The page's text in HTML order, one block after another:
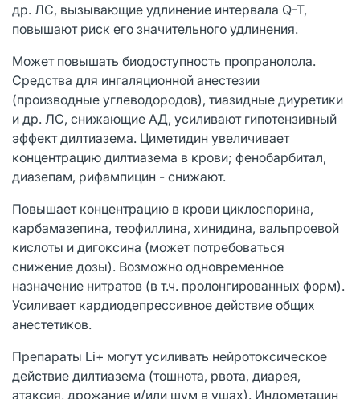
др. ЛС, вызывающие удлинение интервала Q-T,
повышают риск его значительного удлинения.
Может повышать биодоступность пропранолола.
Средства для ингаляционной анестезии
(производные углеводородов), тиазидные диуретики
и др. ЛС, снижающие АД, усиливают гипотензивный
эффект дилтиазема. Циметидин увеличивает
концентрацию дилтиазема в крови; фенобарбитал,
диазепам, рифампицин - снижают.
Повышает концентрацию в крови циклоспорина,
карбамазепина, теофиллина, хинидина, вальпроевой
кислоты и дигоксина (может потребоваться
снижение дозы). Возможно одновременное
назначение нитратов (в т.ч. пролонгированных форм).
Усиливает кардиодепрессивное действие общих
анестетиков.
Препараты Li+ могут усиливать нейротоксическое
действие дилтиазема (тошнота, рвота, диарея,
атаксия, дрожание и/или шум в ушах). Индометацин